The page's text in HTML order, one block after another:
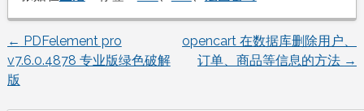
文
章
← PDFelement pro
v7.6.0.4878 专业版绿色破解
版
opencart 在数据库删除用户、
订单、商品等信息的方法 →